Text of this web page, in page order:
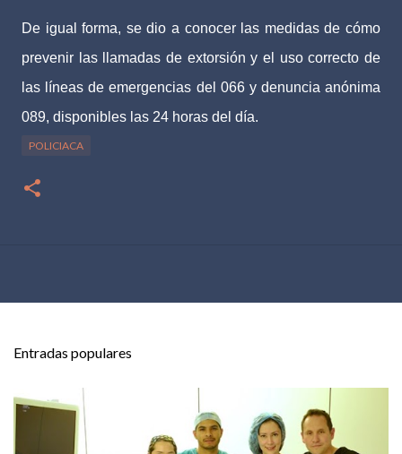
De igual forma, se dio a conocer las medidas de cómo
prevenir las llamadas de extorsión y el uso correcto de
las líneas de emergencias del 066 y denuncia anónima
089, disponibles las 24 horas del día.
POLICIACA
Entradas populares